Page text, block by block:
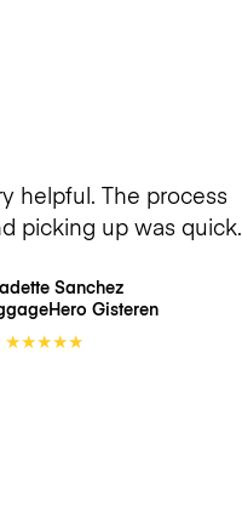
helpful. The process
picking up was quick.
Sanchez
Gisteren
★★★★★